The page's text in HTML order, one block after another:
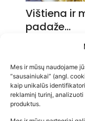
Mes ir mūsų naudojame
“sausainiukai” (angl.
kaip unikalūs
reklaminį turinį,
produktus.
Vištiena ir
padaže…